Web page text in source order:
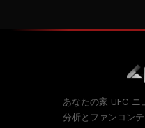
あなたの家 UFC ニ
分析とファンコン